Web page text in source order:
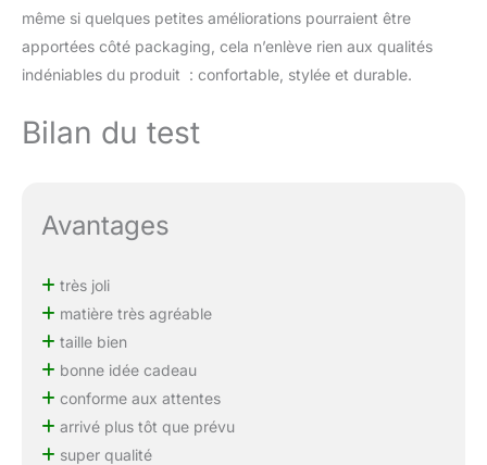
même si quelques petites améliorations pourraient être
apportées côté packaging, cela n’enlève rien aux qualités
indéniables du produit : confortable, stylée et durable.
Bilan du test
Avantages
très joli
matière très agréable
taille bien
bonne idée cadeau
conforme aux attentes
arrivé plus tôt que prévu
super qualité